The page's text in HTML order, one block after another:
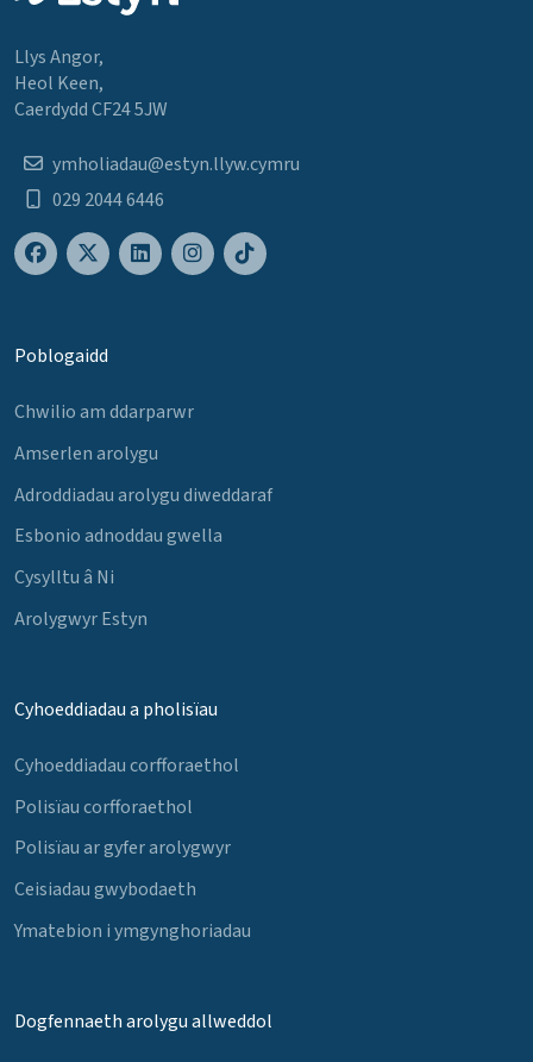
Llys Angor,
Heol Keen,
Caerdydd CF24 5JW
ymholiadau@estyn.llyw.cymru
029 2044 6446
Poblogaidd
Chwilio am ddarparwr
Amserlen arolygu
Adroddiadau arolygu diweddaraf
Esbonio adnoddau gwella
Cysylltu â Ni
Arolygwyr Estyn
Cyhoeddiadau a pholisïau
Cyhoeddiadau corfforaethol
Polisïau corfforaethol
Polisïau ar gyfer arolygwyr
Ceisiadau gwybodaeth
Ymatebion i ymgynghoriadau
Dogfennaeth arolygu allweddol